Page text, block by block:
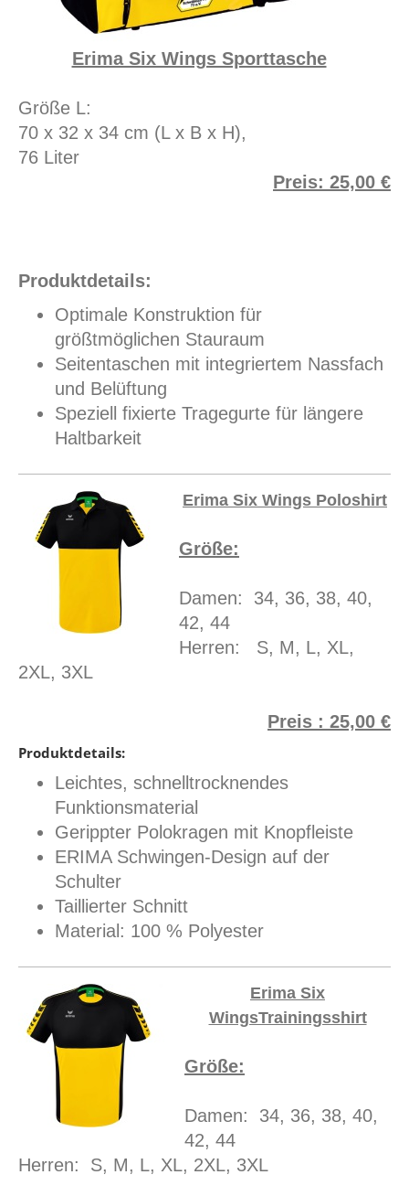
Erima Six Wings Sporttasche
Größe L:
70 x 32 x 34 cm (L x B x H),
76 Liter
Preis: 25,00 €
Produktdetails:
Optimale Konstruktion für
größtmöglichen Stauraum
Seitentaschen mit integriertem Nassfach
und Belüftung
Speziell fixierte Tragegurte für längere
Haltbarkeit
Erima Six Wings Poloshirt
Größe:
Damen: 34, 36, 38, 40,
42, 44
Herren: S, M, L, XL,
2XL, 3XL
Preis : 25,00 €
Produktdetails:
Leichtes, schnelltrocknendes
Funktionsmaterial
Gerippter Polokragen mit Knopfleiste
ERIMA Schwingen-Design auf der
Schulter
Taillierter Schnitt
Material: 100 % Polyester
Erima Six
WingsTrainingsshirt
Größe:
Damen: 34, 36, 38, 40,
42, 44
Herren: S, M, L, XL, 2XL, 3XL